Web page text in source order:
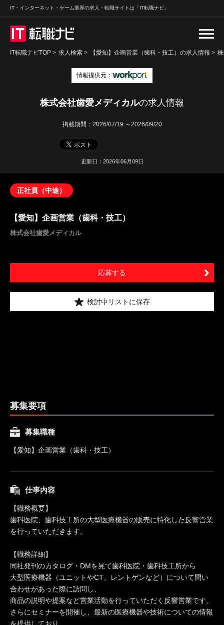
IT・インターネット・ゲーム業界の求人・転職サイトは「IT転職ナビ」
IT転職ナビTOP > 求人検索 > 【愛知】企画営業（歯科・技工）の求人情報 >
情報提供元：
株式会社歯愛メディカルの求人情報
掲載期間： 2026/07/19 ～2026/09/20
更新日：2026年06月09日
正社員（中途）
【愛知】企画営業（歯科・技工）
株式会社歯愛メディカル
応募する
検討中リストに保存
募集要項
募集職種
【愛知】企画営業（歯科・技工）
仕事内容
【職務概要】
歯科医院、歯科技工所の大型医療機器の販売に特化した反響営業
を行っていただきます。
【職務詳細】
同社発刊のカタログ・DMを見て歯科医院・歯科技工所から
大型医療機器（ユニットやCT、レントゲンなど）について問い
合わせがあった際に訪問し、
商品の説明や提案など営業活動を行っていただく反響営業です。
さらにセミナーを開催し、最新の医療機器や技術についての情報